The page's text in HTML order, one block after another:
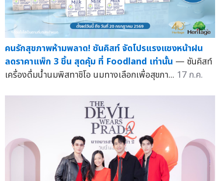
คนรักสุขภาพห้ามพลาด! ซันคิสท์ จัดโปรแรงแซงหน้าฝน
ลดราคาแพ็ก 3 ชิ้น สุดคุ้ม ที่ Foodland เท่านั้น — ซันคิสท์
เครื่องดื่มน้ำนมพิสทาชิโอ นมทางเลือกเพื่อสุขภา... 17 ก.ค.